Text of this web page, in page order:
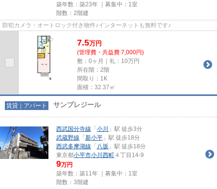
築年数：築23年 ｜募集中： 1室
階数：2階建
防犯カメラ・オートロック付き物件♪インターネットも無料です♪
7.5万円
(管理費・共益費 7,000円)
敷：0ヶ月｜礼：10万円
所在階：2階
間取り：1K
面積：32.37㎡
賃貸｜アパート サンプレジール
西武国分寺線 「 小川
」駅 徒歩3分
武蔵野線 「 新小平 」駅 徒歩18分
西武多摩湖線 「 八坂 」駅 徒歩18分
東京都小平市小川西町 ４丁目14-9
9万円
築年数：築11年 ｜募集中： 1室
階数：3階建